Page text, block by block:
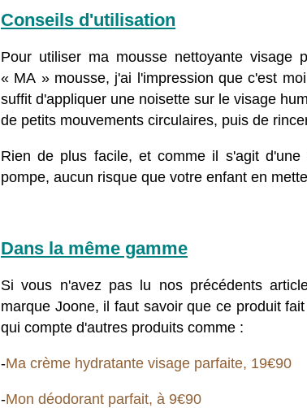
Conseils d'utilisation
Pour utiliser ma mousse nettoyante visage
« MA » mousse, j'ai l'impression que c'est
suffit d'appliquer une noisette sur le visage
de petits mouvements circulaires, puis de
Rien de plus facile, et comme il s'agit
pompe, aucun risque que votre enfant en
Dans la même gamme
Si vous n'avez pas lu nos précédents
marque Joone, il faut savoir que ce produit
qui compte d'autres produits comme :
-Ma crème hydratante visage parfaite, 19€90
-Mon déodorant parfait, à 9€90